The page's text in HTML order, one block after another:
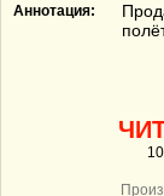
Аннотация: